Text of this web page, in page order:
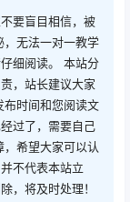
要盲目相信，被
，无法一对一教学
细阅读。 本站分
，站长建议大家
布时间和您阅读文
过了，需要自己
希望大家可以认
不代表本站立
，将及时处理！